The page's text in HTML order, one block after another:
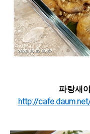
파랑새
http://